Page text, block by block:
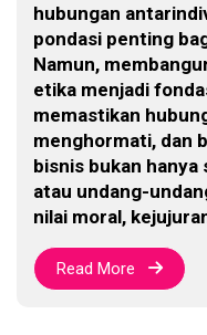
hubungan
pondasi penting
Namun,
etika menjadi
memastikan
menghormati, dan
bisnis bukan
atau undang-
nilai moral,
Read More